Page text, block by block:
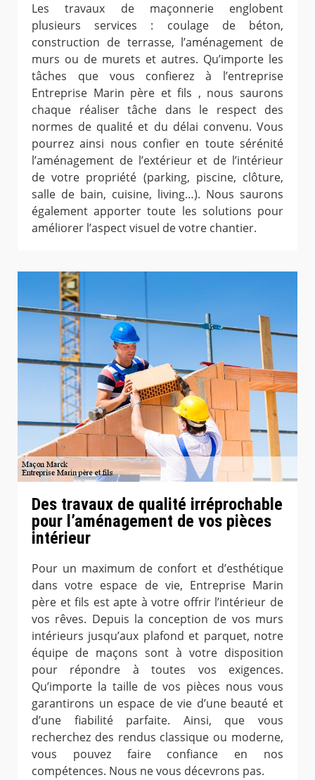
Les travaux de maçonnerie englobent
plusieurs services : coulage de béton,
construction de terrasse, l’aménagement de
murs ou de murets et autres. Qu’importe les
tâches que vous confierez à l’entreprise
Entreprise Marin père et fils , nous saurons
chaque réaliser tâche dans le respect des
normes de qualité et du délai convenu. Vous
pourrez ainsi nous confier en toute sérénité
l’aménagement de l’extérieur et de l’intérieur
de votre propriété (parking, piscine, clôture,
salle de bain, cuisine, living…). Nous saurons
également apporter toute les solutions pour
améliorer l’aspect visuel de votre chantier.
Des travaux de qualité irréprochable
pour l’aménagement de vos pièces
intérieur
Pour un maximum de confort et d’esthétique
dans votre espace de vie, Entreprise Marin
père et fils est apte à votre offrir l’intérieur de
vos rêves. Depuis la conception de vos murs
intérieurs jusqu’aux plafond et parquet, notre
équipe de maçons sont à votre disposition
pour répondre à toutes vos exigences.
Qu’importe la taille de vos pièces nous vous
garantirons un espace de vie d’une beauté et
d’une fiabilité parfaite. Ainsi, que vous
recherchez des rendus classique ou moderne,
vous pouvez faire confiance en nos
compétences. Nous ne vous décevrons pas.